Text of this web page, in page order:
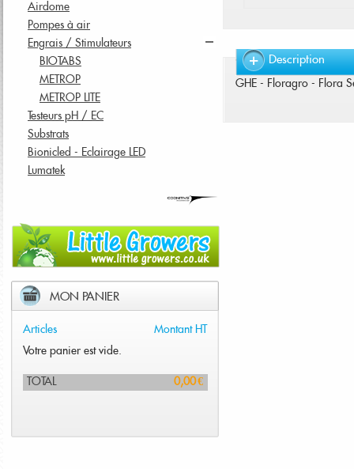
Description
GHE - Floragro - Flora
Airdome
Pompes à air
Engrais / Stimulateurs
BIOTABS
METROP
METROP LITE
Testeurs pH / EC
Substrats
Bionicled - Eclairage LED
Lumatek
MON PANIER
Articles
Montant HT
Votre panier est vide.
TOTAL 0,00 €